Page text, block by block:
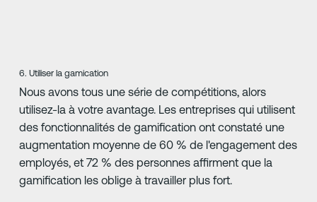
6. Utiliser la gamication
Nous avons tous une série de compétitions, alors
utilisez-la à votre avantage. Les entreprises qui utilisent
des fonctionnalités de gamification ont constaté une
augmentation moyenne de 60 % de l'engagement des
employés, et 72 % des personnes affirment que la
gamification les oblige à travailler plus fort.